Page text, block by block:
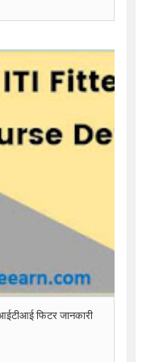
फिटर जानकारी